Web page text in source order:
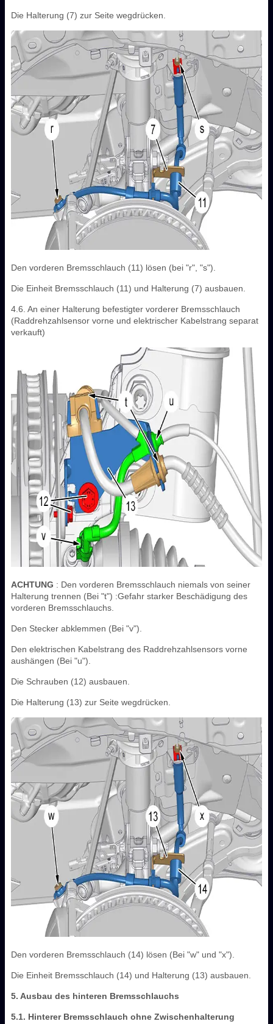
Die Halterung (7) zur Seite wegdrücken.
Den vorderen Bremsschlauch (11) lösen (bei "r", "s").
Die Einheit Bremsschlauch (11) und Halterung (7) ausbauen.
4.6. An einer Halterung befestigter vorderer Bremsschlauch
(Raddrehzahlsensor vorne und elektrischer Kabelstrang separat
verkauft)
ACHTUNG : Den vorderen Bremsschlauch niemals von seiner
Halterung trennen (Bei "t") :Gefahr starker Beschädigung des
vorderen Bremsschlauchs.
Den Stecker abklemmen (Bei "v").
Den elektrischen Kabelstrang des Raddrehzahlsensors vorne
aushängen (Bei "u").
Die Schrauben (12) ausbauen.
Die Halterung (13) zur Seite wegdrücken.
Den vorderen Bremsschlauch (14) lösen (Bei "w" und "x").
Die Einheit Bremsschlauch (14) und Halterung (13) ausbauen.
5. Ausbau des hinteren Bremsschlauchs
5.1. Hinterer Bremsschlauch ohne Zwischenhalterung